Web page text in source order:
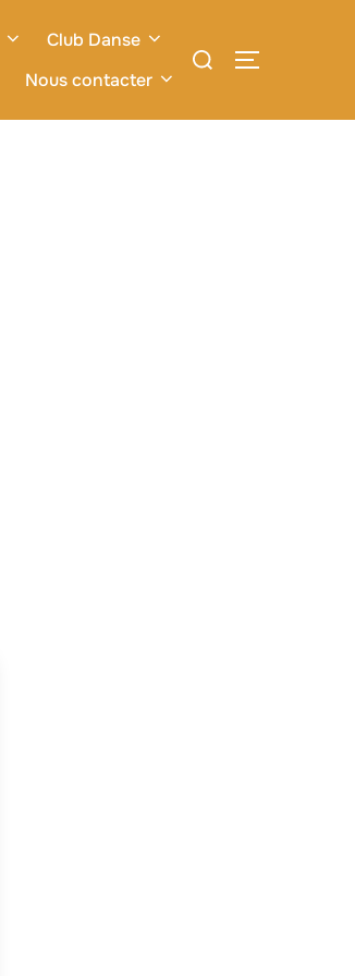
Club Danse
Nous contacter